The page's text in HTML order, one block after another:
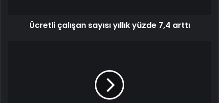
Ücretli çalışan sayısı yıllık yüzde 7,4 arttı